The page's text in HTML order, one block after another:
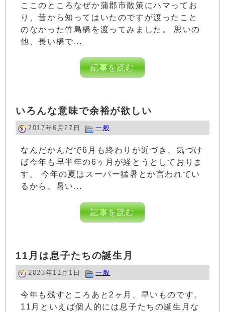
ここのところなぜか蒲郡市散策にハマってお
り、昔から知ってはいたのですが渡ったこと
のなかった竹島橋を渡ってみました。 思いの
他、長い橋で...
記事を読む
いろんな意味で余裕が欲しい
2017年6月27日 一般
なんだかんだで6月も終わりが近づき、気づけ
ば今年も早半年の6ヶ月が経とうとしておりま
す。 今年の夏はスーパー猛暑とか言われてい
るから、暑い...
記事を読む
11月は息子たちの誕生月
2023年11月1日 一般
今年も残すところあと2ヶ月、早いものです。
11月といえば個人的には息子たちの誕生月な